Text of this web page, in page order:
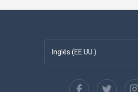
Inglés (EE.UU.)